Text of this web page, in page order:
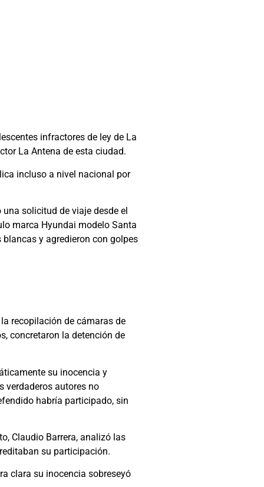
infractores de ley de La
La Antena de esta ciudad.
incluso a nivel nacional por
solicitud de viaje desde el
marca Hyundai modelo Santa
y agredieron con golpes
recopilación de cámaras de
concretaron la detención de
su inocencia y
verdaderos autores no
habría participado, sin
Claudio Barrera, analizó las
su participación.
clara su inocencia sobreseyó